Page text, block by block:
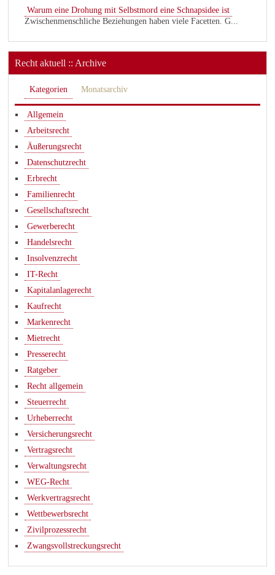
Warum eine Drohung mit Selbstmord eine Schnapsidee ist
Zwischenmenschliche Beziehungen haben viele Facetten. G...
Recht aktuell :: Archive
Kategorien Monatsarchiv
Allgemein
Arbeitsrecht
Äußerungsrecht
Datenschutzrecht
Erbrecht
Familienrecht
Gesellschaftsrecht
Gewerberecht
Handelsrecht
Insolvenzrecht
IT-Recht
Kapitalanlagerecht
Kaufrecht
Markenrecht
Mietrecht
Presserecht
Ratgeber
Recht allgemein
Steuerrecht
Urheberrecht
Versicherungsrecht
Vertragsrecht
Verwaltungsrecht
WEG-Recht
Werkvertragsrecht
Wettbewerbsrecht
Zivilprozessrecht
Zwangsvollstreckungsrecht